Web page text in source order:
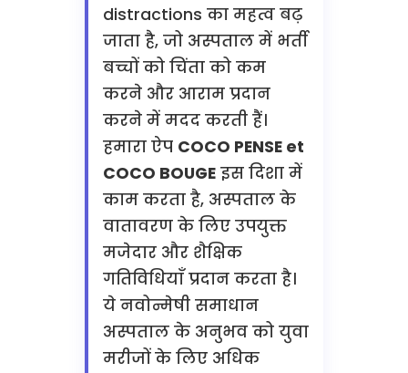
distractions का महत्व बढ़
जाता है, जो अस्पताल में भर्ती
बच्चों को चिंता को कम
करने और आराम प्रदान
करने में मदद करती हैं।
हमारा ऐप COCO PENSE et
COCO BOUGEइस दिशा में
काम करता है, अस्पताल के
वातावरण के लिए उपयुक्त
मजेदार और शैक्षिक
गतिविधियाँ प्रदान करता है।
ये नवोन्मेषी समाधान
अस्पताल के अनुभव को युवा
मरीजों के लिए अधिक